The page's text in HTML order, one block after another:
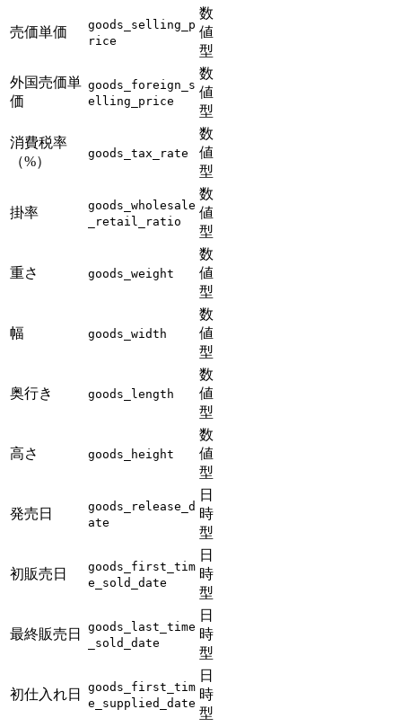
売価単価
goods_selling_p
rice
数
値
型
外国売価単
価
goods_foreign_s
elling_price
数
値
型
消費税率
（%）
goods_tax_rate
数
値
型
掛率
goods_wholesale
_retail_ratio
数
値
型
重さ goods_weight
数
値
型
幅 goods_width
数
値
型
奥行き goods_length
数
値
型
高さ goods_height
数
値
型
発売日
goods_release_d
ate
日
時
型
初販売日
goods_first_tim
e_sold_date
日
時
型
最終販売日
goods_last_time
_sold_date
日
時
型
初仕入れ日
goods_first_tim
e_supplied_date
日
時
型